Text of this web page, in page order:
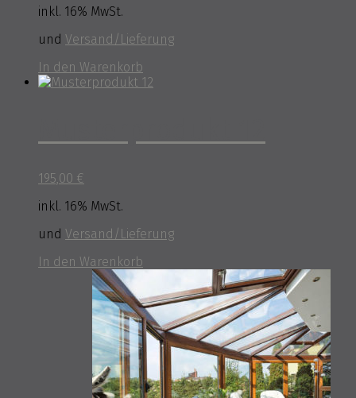
inkl. 16% MwSt.
und Versand/Lieferung
In den Warenkorb
195,00 €
inkl. 16% MwSt.
und Versand/Lieferung
In den Warenkorb